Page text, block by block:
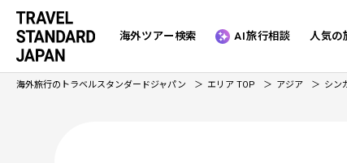
海外ツアー検索 AI旅行相談 人気の
海外旅行のトラベルスタンダードジャパン エリア TOP アジア シン